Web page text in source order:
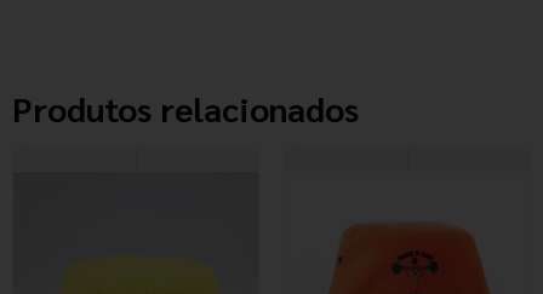
Produtos relacionados